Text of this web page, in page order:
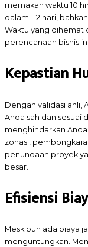
memakan waktu 10
dalam 1-2 hari,
Waktu yang dihemat
perencanaan bisnis
Kepastian
Dengan validasi ahli,
Anda sah dan sesuai
menghindarkan
zonasi,
penundaan proyek
besar.
Efisiensi
Meskipun ada biaya
menguntungkan.